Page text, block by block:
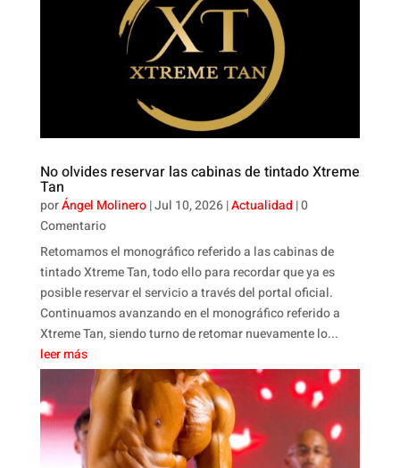
No olvides reservar las cabinas de tintado Xtreme
Tan
porÁngel Molinero|Jul 10, 2026|Actualidad | 0
Comentario
Retomamos el monográfico referido a las cabinas de
tintado Xtreme Tan, todo ello para recordar que ya es
posible reservar el servicio a través del portal oficial.
Continuamos avanzando en el monográfico referido a
Xtreme Tan, siendo turno de retomar nuevamente lo...
leer más